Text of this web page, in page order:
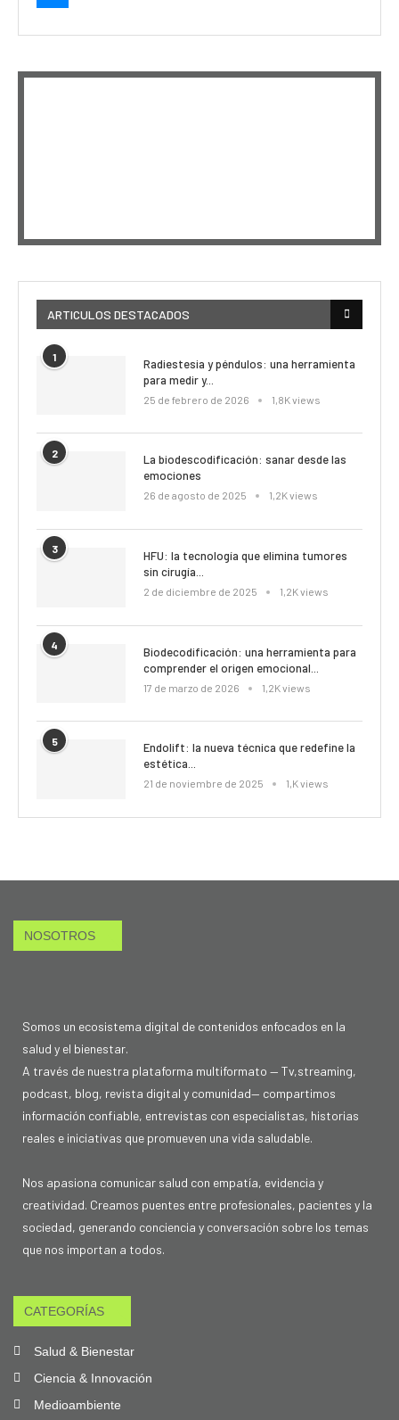
EPISODIOS
Información
ARTICULOS DESTACADOS
1
Radiestesia y péndulos: una herramienta
para medir y...
25 de febrero de 2026 1,8K views
2
La biodescodificación: sanar desde las
emociones
26 de agosto de 2025 1,2K views
3
HFU: la tecnología que elimina tumores
sin cirugía...
2 de diciembre de 2025 1,2K views
4
Biodecodificación: una herramienta para
comprender el origen emocional...
17 de marzo de 2026 1,2K views
5
Endolift: la nueva técnica que redefine la
estética...
21 de noviembre de 2025 1,K views
NOSOTROS
Somos un ecosistema digital de contenidos enfocados en la
salud y el bienestar.
A través de nuestra plataforma multiformato — Tv,streaming,
podcast, blog, revista digital y comunidad— compartimos
información confiable, entrevistas con especialistas, historias
reales e iniciativas que promueven una vida saludable.
Nos apasiona comunicar salud con empatía, evidencia y
creatividad. Creamos puentes entre profesionales, pacientes y la
sociedad, generando conciencia y conversación sobre los temas
que nos importan a todos.
CATEGORÍAS
Salud & Bienestar
Ciencia & Innovación
Medioambiente